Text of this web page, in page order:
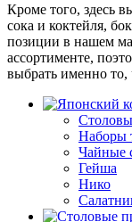
Кроме того, здесь
сока и коктейля,
позиции в нашем
ассортименте,
выбрать именно
Наборы
Чайные
Гейша
Нико